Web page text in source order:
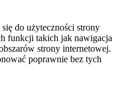
do użyteczności strony
funkcji takich jak nawigacja
strony internetowej.
poprawnie bez tych